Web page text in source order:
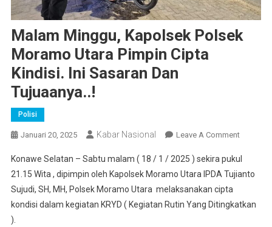
Malam Minggu, Kapolsek Polsek
Moramo Utara Pimpin Cipta
Kindisi. Ini Sasaran Dan
Tujuaanya..!
Polisi
Januari 20, 2025 Kabar Nasional Leave A CommentOn
Minggu,
Kapolsek
Moramo
Konawe Selatan – Sabtu malam ( 18 / 1 / 2025 ) sekira pukul
21.15 Wita , dipimpin oleh Kapolsek Moramo Utara IPDA Tujianto
Sujudi, SH, MH, Polsek Moramo Utara melaksanakan cipta
kondisi dalam kegiatan KRYD ( Kegiatan Rutin Yang Ditingkatkan
).